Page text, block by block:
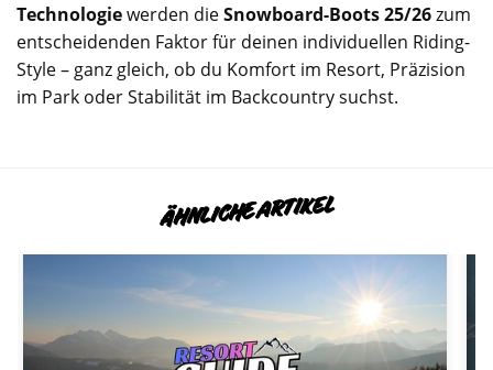
Technologiewerden dieSnowboard-Boots 25/26zum
entscheidenden Faktor für deinen individuellen Riding-
Style – ganz gleich, ob du Komfort im Resort, Präzision
im Park oder Stabilität im Backcountry suchst.
ÄHNLICHE ARTIKEL